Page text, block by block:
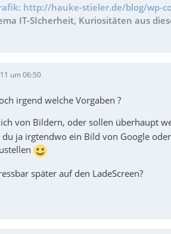
http://hauke-stieler.de/blog/wp-
IT-SIcherheit, Kuriositäten aus
um 06:50
irgend welche Vorgaben ?
von Bildern, oder sollen überhaupt
ja irgtendwo ein Bild von Google
später auf den LadeScreen?